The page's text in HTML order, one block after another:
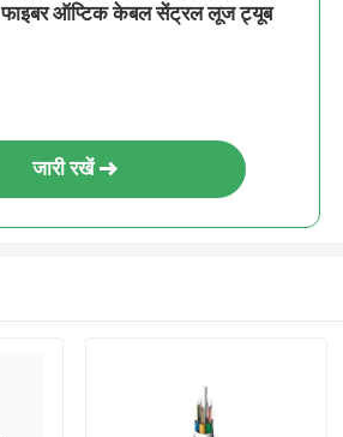
फाइबर ऑप्टिक केबल सेंट्रल लूज ट्यूब
जारी रखें